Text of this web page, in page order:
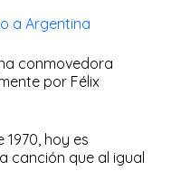
a Argentina
conmovedora
por Félix
hoy es
canción que al igual